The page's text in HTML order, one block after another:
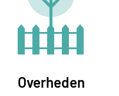
Overheden